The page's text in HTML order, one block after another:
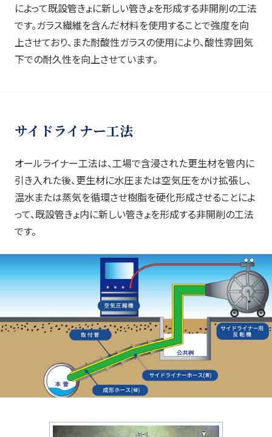
によって既設管きょに新しい管きょを形成する非開削の工法
です。ガラス繊維を含んだ材料を使用することで強度を向
上させており、また耐酸性ガラスの使用により、酸性雰囲気
下での耐久性を向上させています。
サイドライナー工法
オールライナー工法は、工場で含浸された更生材を管内に
引き入れた後、更生材に水圧または空気圧をかけ拡張し、
温水または蒸気を循環させ樹脂を硬化形成させることによ
って、既設管きょ内に新しい管きょを形成する非開削の工法
です。